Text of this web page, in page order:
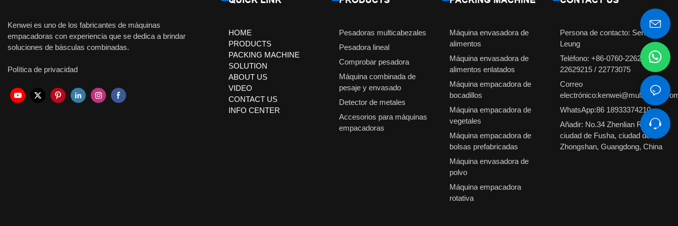
Kenwei es uno de los fabricantes de máquinas
empacadoras con experiencia que se dedica a brindar
soluciones de básculas combinadas.
Política de privacidad
HOME
PRODUCTS
PACKING MACHINE
SOLUTION
ABOUT US
VIDEO
CONTACT US
INFO CENTER
Pesadoras multicabezales
Pesadora lineal
Comprobar pesadora
Máquina combinada de
pesaje y envasado
Detector de metales
Accesorios para máquinas
empacadoras
Máquina envasadora de
alimentos
Máquina envasadora de
alimentos enlatados
Máquina empacadora de
bocadillos
Máquina empacadora de
vegetales
Máquina empacadora de
bolsas prefabricadas
Máquina envasadora de
polvo
Máquina empacadora
rotativa
Persona de contacto: Señorita
Leung
Teléfono: +86-0760-22629231 /
22629215 / 22773075
Correo
WhatsApp:86 18933374210
Añadir: No.34 Zhenlian Road,
ciudad de Fusha, ciudad de
Zhongshan, Guangdong, China